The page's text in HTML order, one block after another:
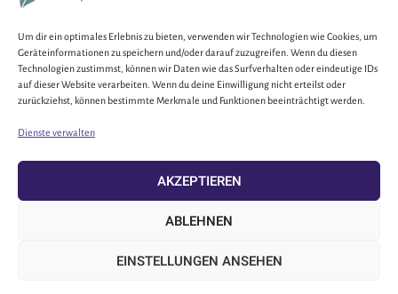
Um dir ein optimales Erlebnis zu bieten, verwenden wir Technologien wie Cookies, um
Geräteinformationen zu speichern und/oder darauf zuzugreifen. Wenn du diesen
Technologien zustimmst, können wir Daten wie das Surfverhalten oder eindeutige IDs
auf dieser Website verarbeiten. Wenn du deine Einwilligung nicht erteilst oder
zurückziehst, können bestimmte Merkmale und Funktionen beeinträchtigt werden.
Dienste verwalten
AKZEPTIEREN
ABLEHNEN
EINSTELLUNGEN ANSEHEN
elektronischen oder gedruckten
Publikationen ist ohne meine ausdrückliche
IMPRESSUM
COOKIE-RICHTLINIE (EU)